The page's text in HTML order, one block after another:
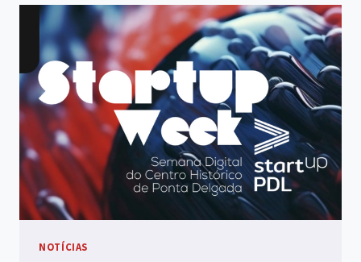
NOTÍCIAS